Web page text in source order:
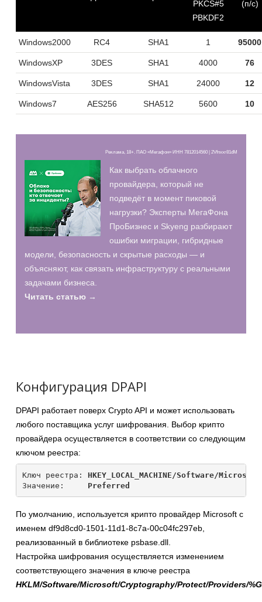
PKCS#5
PBKDF2
(п/с)
Windows2000 RC4 SHA1 1 95000
WindowsXP 3DES SHA1 4000 76
WindowsVista 3DES SHA1 24000 12
Windows7 AES256 SHA512 5600 10
Реклама, 18+. ПАО «Мегафон» ИНН 7812014560 | 2Vfnxxr81dM
Как выбрать облачного
провайдера, который не
подведёт в момент пиковой
нагрузки? Эксперты МегаФона
ПроБизнес и Skyeng разбирают
ошибки миграции, гибридные
модели, безопасность и скрытые расходы — и
объясняют, как связать инфраструктуру с реальными
задачами бизнеса.
Читать статью →
Конфигурация DPAPI
DPAPI работает поверх Crypto API и может использовать
любого поставщика услуг шифрования. Выбор крипто
провайдера осуществляется в соответствии со следующим
ключом реестра:
Ключ реестра: HKEY_LOCAL_MACHINE/Software/
Значение: Preferred
По умолчанию, используется крипто провайдер Microsoft с
именем df9d8cd0-1501-11d1-8c7a-00c04fc297eb,
реализованный в библиотеке psbase.dll.
Настройка шифрования осуществляется изменением
соответствующего значения в ключе реестра
HKLM/Software/Microsoft/Cryptography/Protect/Providers/